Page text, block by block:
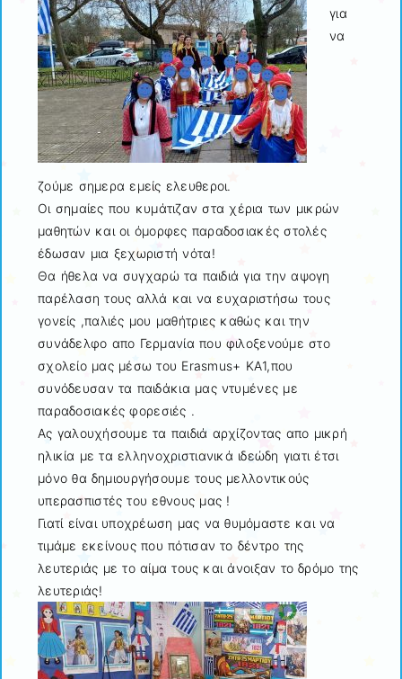
για
να
ζούμε σημερα εμείς ελευθεροι.
Οι σημαίες που κυμάτιζαν στα χέρια των μικρών
μαθητών και οι όμορφες παραδοσιακές στολές
έδωσαν μια ξεχωριστή νότα!
Θα ήθελα να συγχαρώ τα παιδιά για την αψογη
παρέλαση τους αλλά και να ευχαριστήσω τους
γονείς ,παλιές μου μαθήτριες καθώς και την
συνάδελφο απο Γερμανία που φιλοξενούμε στο
σχολείο μας μέσω του Erasmus+ KA1,που
συνόδευσαν τα παιδάκια μας ντυμένες με
παραδοσιακές φορεσιές .
Ας γαλουχήσουμε τα παιδιά αρχίζοντας απο μικρή
ηλικία με τα ελληνοχριστιανικά ιδεώδη γιατι έτσι
μόνο θα δημιουργήσουμε τους μελλοντικούς
υπερασπιστές του εθνους μας !
Γιατί είναι υποχρέωση μας να θυμόμαστε και να
τιμάμε εκείνους που πότισαν το δέντρο της
λευτεριάς με το αίμα τους και άνοιξαν το δρόμο της
λευτεριάς!